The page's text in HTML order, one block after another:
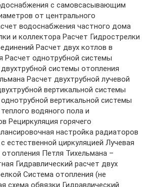
с самовсасывающим
от центрального
водоснабжения частного дома
и коллектора Расчет Гидрострелки
Расчет двух котлов в
Расчет однотрубной системы
системы отопления
Расчет двухтрубной лучевой
вертикальной системы
вертикальной системы
водяного пола и
Рециркуляция горячего
настройка радиаторов
естественной циркуляцией Лучевая
Петля Тихельмана –
Гидравлический расчет двух
Система отопления (не
схема обвязки Гидравлический